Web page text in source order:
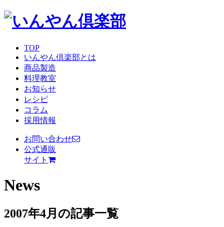
TOP
いんやん倶楽部とは
商品製造
料理教室
お知らせ
レシピ
コラム
採用情報
お問い合わせ
公式通販
サイト
News
2007年4月の記事一覧